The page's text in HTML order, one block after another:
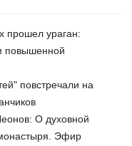
прошел ураган:
повышенной
повстречали на
О духовной
Эфир